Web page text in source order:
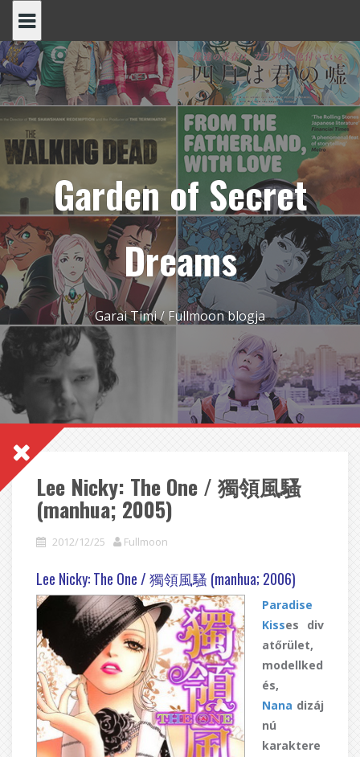
content
Garden of Secret
Dreams
Garai Timi / Fullmoon blogja
Lee Nicky: The One / 獨領風騷
(manhua; 2005)
2012/12/25 Fullmoon
Lee Nicky: The One / 獨領風騷 (manhua; 2006)
Paradise
Kisses div
atőrület,
modellked
és,
Nana dizáj
nú
karaktere